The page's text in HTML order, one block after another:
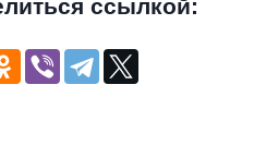
ссылкой: